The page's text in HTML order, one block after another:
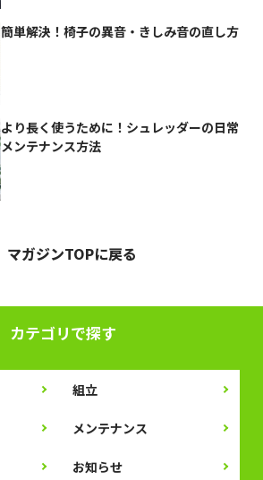
簡単解決！椅子の異音・きしみ音の直し方
より長く使うために！シュレッダーの日常
メンテナンス方法
マガジンTOPに戻る
カテゴリで探す
組立
メンテナンス
お知らせ